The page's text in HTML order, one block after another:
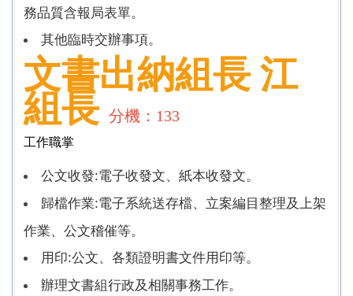
務品質含報局表單。
其他臨時交辦事項。
文書出納組長 江
組長 分機：133
工作職掌
公文收發:電子收發文、紙本收發文。
歸檔作業:電子系統送存檔、立案編目整理及上架
作業、公文稽催等。
用印:公文、各類證明書文件用印等。
辦理文書組行政及相關事務工作。